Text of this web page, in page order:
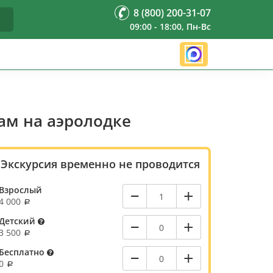
8 (800) 200-31-07
09:00 - 18:00, Пн-Вс
на аэролодке
Экскурсия временно не проводится
Взрослый
000
– +
500
– +
Бесплатно
– +